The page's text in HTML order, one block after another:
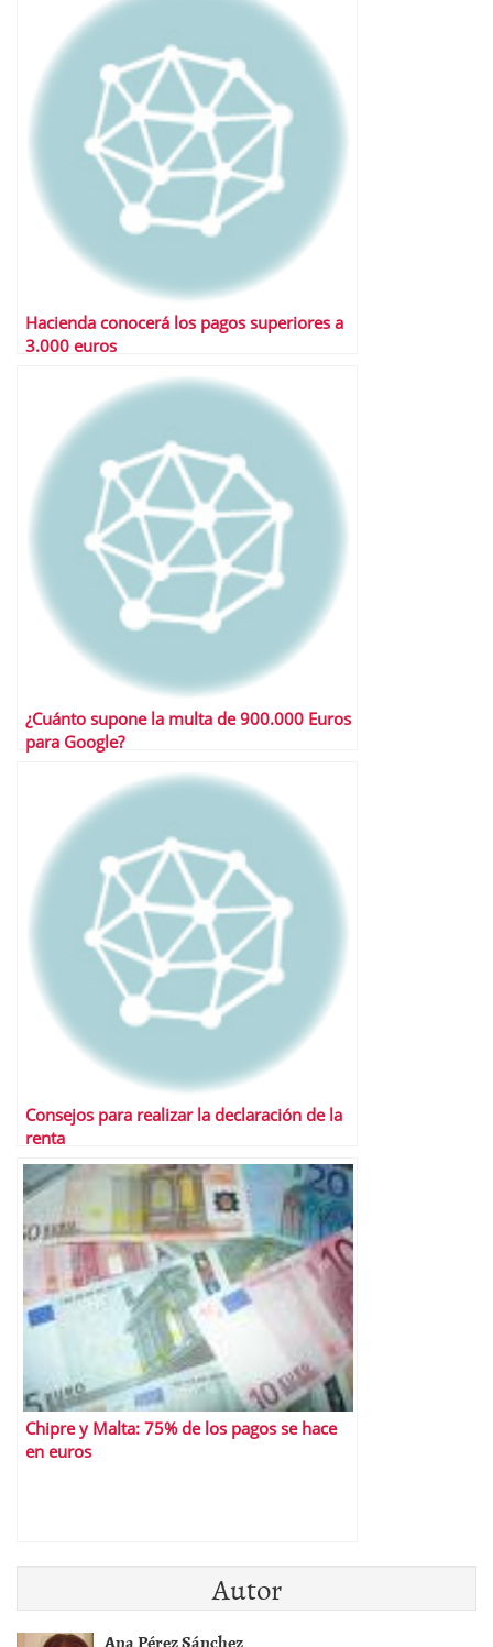
Hacienda conocerá los pagos superiores a
3.000 euros
¿Cuánto supone la multa de 900.000 Euros
para Google?
Consejos para realizar la declaración de la
renta
Chipre y Malta: 75% de los pagos se hace
en euros
Autor
Ana Pérez Sánchez